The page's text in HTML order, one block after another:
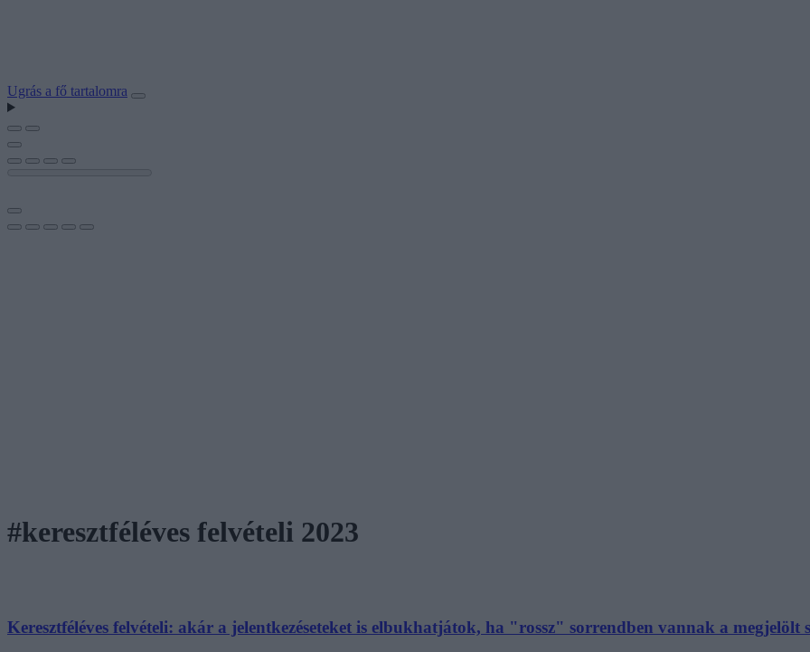
Ugrás a fő tartalomra
#keresztféléves felvételi 2023
Keresztféléves felvételi: akár a jelentkezéseteket is elbukhatjátok, ha "rossz" sorrendben vannak a megjelölt